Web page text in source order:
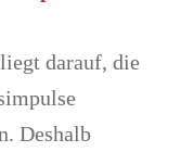
darauf, die
Deshalb